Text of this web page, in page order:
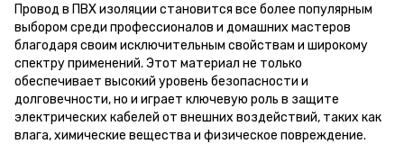
Провод в ПВХ изоляции становится все более популярным
выбором среди профессионалов и домашних мастеров
благодаря своим исключительным свойствам и широкому
спектру применений. Этот материал не только
обеспечивает высокий уровень безопасности и
долговечности, но и играет ключевую роль в защите
электрических кабелей от внешних воздействий, таких как
влага, химические вещества и физическое повреждение.